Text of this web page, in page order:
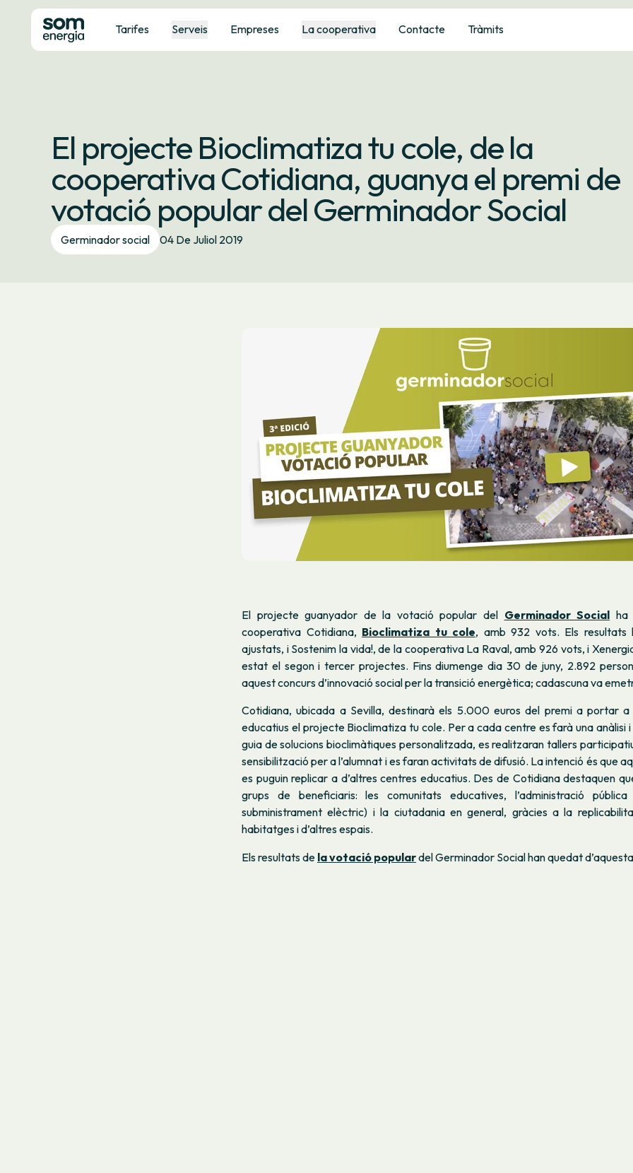
Tarifes Serveis Empreses La cooperativa Contacte Tràmits
El projecte Bioclimatiza tu cole, de la
cooperativa Cotidiana, guanya el premi de
votació popular del Germinador Social
Germinador social 04 De Juliol 2019
El projecte guanyador de la votació popular del Germinador Social ha
cooperativa Cotidiana, Bioclimatiza tu cole, amb 932 vots. Els resultats
ajustats, i Sostenim la vida!, de la cooperativa La Raval, amb 926 vots, i
estat el segon i tercer projectes. Fins diumenge dia 30 de juny, 2.892
aquest concurs d’innovació social per la transició energètica; cadascuna va
Cotidiana, ubicada a Sevilla, destinarà els 5.000 euros del premi a portar
educatius el projecte Bioclimatiza tu cole. Per a cada centre es farà una anàlisi i
guia de solucions bioclimàtiques personalitzada, es realitzaran tallers
sensibilització per a l’alumnat i es faran activitats de difusió. La intenció és que
es puguin replicar a d’altres centres educatius. Des de Cotidiana destaquen
grups de beneficiaris: les comunitats educatives, l’administració
subministrament elèctric) i la ciutadania en general, gràcies a la
habitatges i d’altres espais.
Els resultats de la votació populardel Germinador Social han quedat